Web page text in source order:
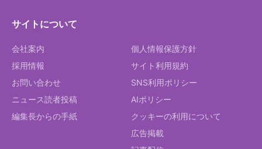
サイトについて
会社案内
採用情報
お問い合わせ
ニュース読者投稿
編集長からの手紙
個人情報保護方針
サイト利用規約
SNS利用ポリシー
AIポリシー
クッキーの利用について
広告掲載